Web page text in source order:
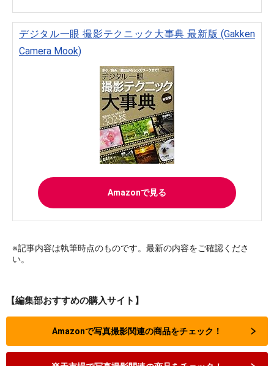
デジタル一眼 撮影テクニック大事典 最新版 (Gakken
Camera Mook)
Amazonで見る
※記事内容は執筆時点のものです。最新の内容をご確認くださ
い。
【編集部おすすめの購入サイト】
Amazonで写真撮影関連の商品をチェック！